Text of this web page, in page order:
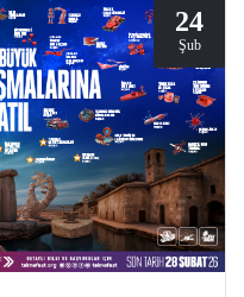
24
Şub